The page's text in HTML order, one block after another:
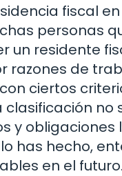
fiscal
personas
un residente
razones de
ciertos
y
has hecho,
en el futuro.